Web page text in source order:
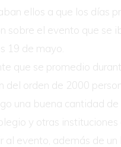
ellos a que los días
sobre el evento que se
19 de mayo.
que se promedio
del orden de 2000
una buena cantidad de
y otras instituciones
al evento, además de un